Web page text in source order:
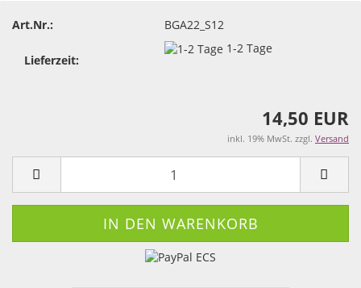
Art.Nr.: BGA22_S12
Lieferzeit:
1-2 Tage
14,50 EUR
inkl. 19% MwSt. zzgl. Versand